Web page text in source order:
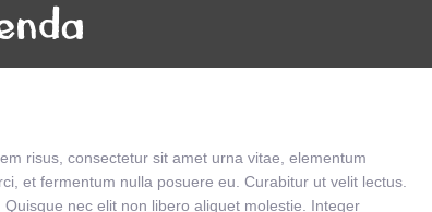
risus, consectetur sit amet urna vitae, elementum
et fermentum nulla posuere eu. Curabitur ut velit lectus.
nec elit non libero aliquet molestie. Integer